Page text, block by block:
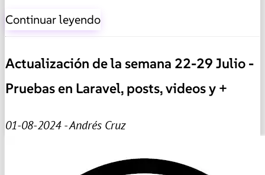
Continuar leyendo
Actualización de la semana 22-29 Julio -
Pruebas en Laravel, posts, videos y +
01-08-2024 - Andrés Cruz